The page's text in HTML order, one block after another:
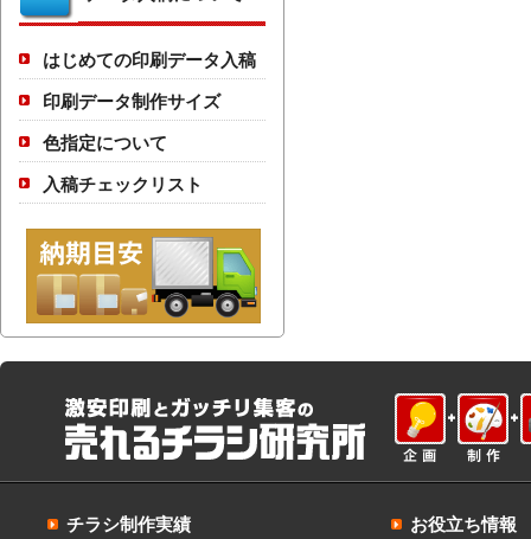
はじめての印刷データ入稿
印刷データ制作サイズ
色指定について
入稿チェックリスト
チラシ制作実績 お役立ち情報